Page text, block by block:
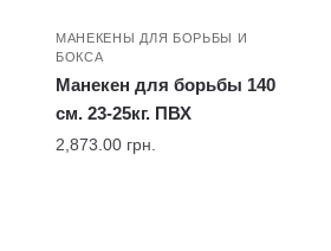
МАНЕКЕНЫ ДЛЯ БОРЬБЫ И
БОКСА
Манекен для борьбы 140
см. 23-25кг. ПВХ
2,873.00 грн.